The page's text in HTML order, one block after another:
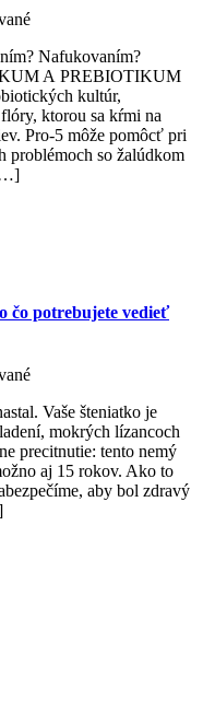
Nafukovaním?
A PREBIOTIKUM
kultúr,
ktorou sa kŕmi na
Pro-5 môže pomôcť pri
problémoch so žalúdkom
potrebujete vedieť
Vaše šteniatko je
mokrých lízancoch
precitnutie: tento nemý
aj 15 rokov. Ako to
aby bol zdravý